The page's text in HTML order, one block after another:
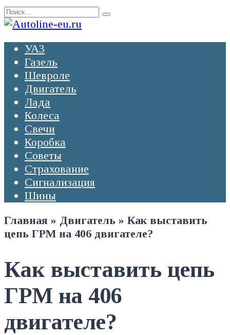
Перейти
к
Search
for:
УАЗ
Газель
Шевроле
Двигатель
Лада
Колеса
Свечи
Коробка
Советы
Страхование
Сигнализация
Шины
Главная » Двигатель » Как выставить
цепь ГРМ на 406 двигателе?
Как выставить цепь
ГРМ на 406
двигателе?